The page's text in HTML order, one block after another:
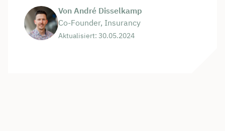
Von André Disselkamp
Co-Founder, Insurancy
Aktualisiert: 30.05.2024